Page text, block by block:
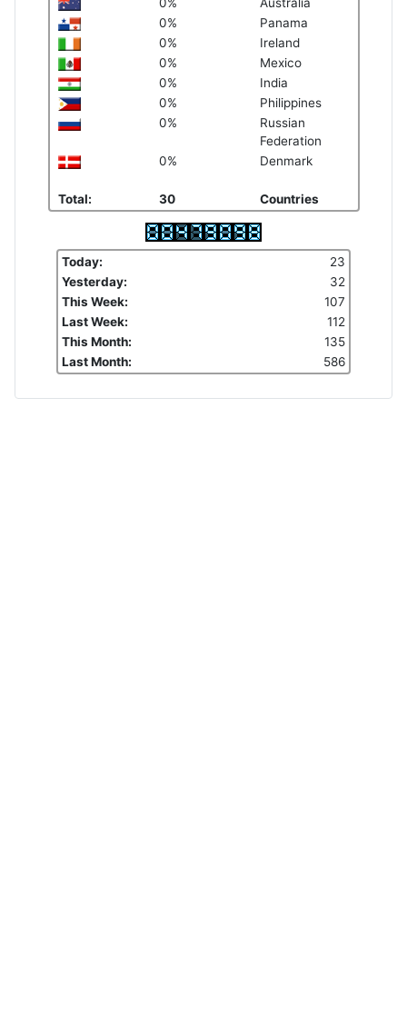
0%
Panama
0%
Ireland
0%
Mexico
0%
India
0%
Philippines
0%
Russian
Federation
0%
Denmark
Total: 30 Countries
Today:
23
Yesterday:
32
This Week:
107
Last Week:
112
This Month:
135
Last Month:
586